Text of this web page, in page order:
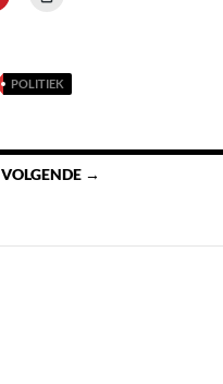
POLITIEK
VOLGENDE →